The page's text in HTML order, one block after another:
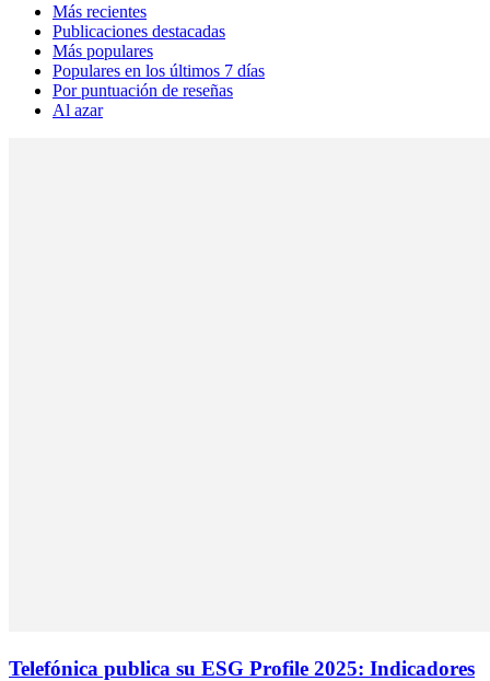
Más recientes
Publicaciones destacadas
Más populares
Populares en los últimos 7 días
Por puntuación de reseñas
Al azar
Telefónica publica su ESG Profile 2025: Indicadores